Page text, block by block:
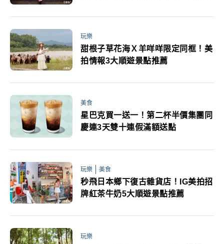
玩樂
甜根子草花海Ｘ羊咩咩限定同框！美
拍情報3大順遊景點推薦
美食
星巴克買一送一！第二杯半價集團同
慶連3天雙十連假滿額送點
玩樂 美食
秒飛日本鄉下復古雜貨店！IG美拍招
牌紅茶牛奶5大順遊景點推薦
玩樂